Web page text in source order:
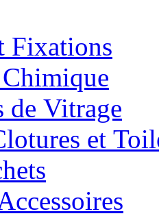
Fixations
de Vitrage
et